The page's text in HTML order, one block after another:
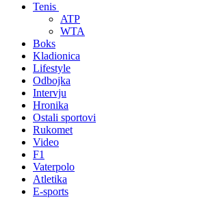
Tenis
ATP
WTA
Boks
Kladionica
Lifestyle
Odbojka
Intervju
Hronika
Ostali sportovi
Rukomet
Video
F1
Vaterpolo
Atletika
E-sports